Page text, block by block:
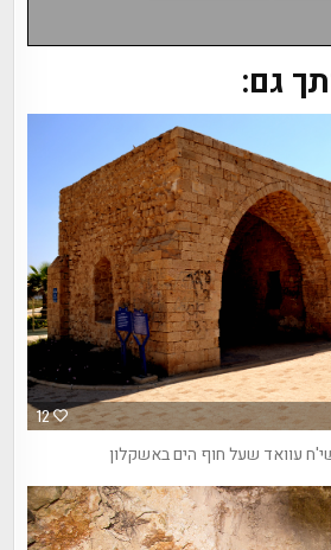
גם:
12
עוואד שעל חוף הים באשקלון